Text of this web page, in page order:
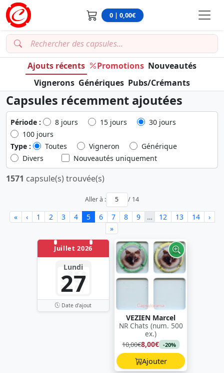
0 | 0,00€
Ajouts récents Promotions Nouveautés
Vignerons Génériques Pubs/Crémants
Capsules récemment ajoutées
Période : 8 jours 15 jours
30 jours
100 jours
Type :
Toutes Vigneron
Générique
Divers
Nouveautés uniquement
1571 capsule(s) trouvée(s)
Aller à : / 14
« ‹ 1 2 3 4 5 6 7 8 9 … 12 13 14
›
»
Juillet 2026
Lundi
27
Date d'ajout
VEZIEN Marcel
NR Chats (num. 500
ex.)
10,00€8,00€ -20%
Ajouter